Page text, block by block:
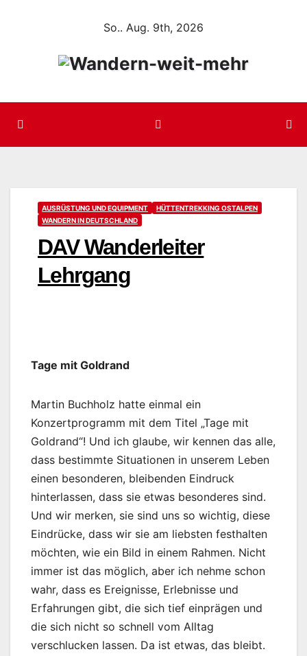
So.. Aug. 9th, 2026
AUSRÜSTUNG UND EQUIPMENT
HÜTTENTREKKING OSTALPEN
WANDERN IN DEUTSCHLAND
DAV Wanderleiter
Lehrgang
Tage mit Goldrand
Martin Buchholz hatte einmal ein
Konzertprogramm mit dem Titel „Tage mit
Goldrand“! Und ich glaube, wir kennen das alle,
dass bestimmte Situationen in unserem Leben
einen besonderen, bleibenden Eindruck
hinterlassen, dass sie etwas besonderes sind.
Und wir merken, sie sind uns so wichtig, diese
Eindrücke, dass wir sie am liebsten festhalten
möchten, wie ein Bild in einem Rahmen. Nicht
immer ist das möglich, aber ich nehme schon
wahr, dass es Ereignisse, Erlebnisse und
Erfahrungen gibt, die sich tief einprägen und
die sich nicht so schnell vom Alltag
verschlucken lassen. Da ist etwas, das bleibt.